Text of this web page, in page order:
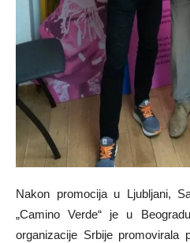
Nakon promocija u Ljubljani,
„Camino Verde“ je u
organizacije Srbije promovirala